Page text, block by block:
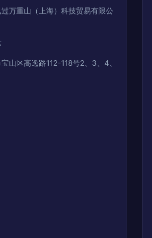
万重山（上海）科技贸易有限公
山区高逸路112-118号2、3、4、